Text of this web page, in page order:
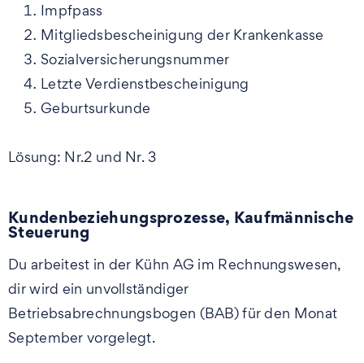
Impfpass
Mitgliedsbescheinigung der Krankenkasse
Sozialversicherungsnummer
Letzte Verdienstbescheinigung
Geburtsurkunde
Lösung: Nr.2 und Nr. 3
Kundenbeziehungsprozesse, Kaufmännische
Steuerung
Du arbeitest in der Kühn AG im Rechnungswesen,
dir wird ein unvollständiger
Betriebsabrechnungsbogen (BAB) für den Monat
September vorgelegt.